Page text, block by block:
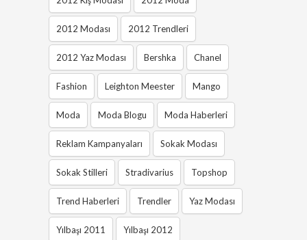
2012 Modası 2012 Trendleri
2012 Yaz Modası Bershka Chanel
Fashion Leighton Meester Mango
Moda Moda Blogu Moda Haberleri
Reklam Kampanyaları Sokak Modası
Sokak Stilleri Stradivarius Topshop
Trend Haberleri Trendler Yaz Modası
Yılbaşı 2011 Yılbaşı 2012